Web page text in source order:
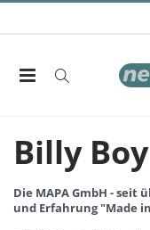
Billy Boy
Die MAPA GmbH - seit
und Erfahrung "Made